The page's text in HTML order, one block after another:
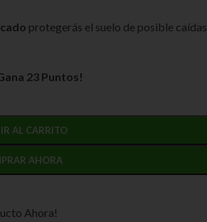
protegerás el suelo de posible caídas
23 Puntos!
AL CARRITO
AHORA
Ahora!